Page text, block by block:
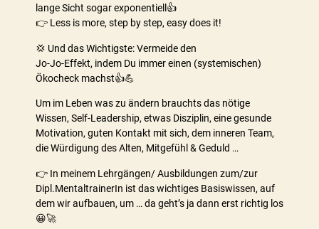
lange Sicht sogar exponentiell👍
👉 Less is more, step by step, easy does it!
💢 Und das Wichtigste: Vermeide den
Jo-Jo-Effekt, indem Du immer einen (systemischen)
Ökocheck machst👍💪
Um im Leben was zu ändern brauchts das nötige
Wissen, Self-Leadership, etwas Disziplin, eine gesunde
Motivation, guten Kontakt mit sich, dem inneren Team,
die Würdigung des Alten, Mitgefühl & Geduld …
👉 In meinem Lehrgängen/ Ausbildungen zum/zur
Dipl.MentaltrainerIn ist das wichtiges Basiswissen, auf
dem wir aufbauen, um … da geht’s ja dann erst richtig los
😀🚀